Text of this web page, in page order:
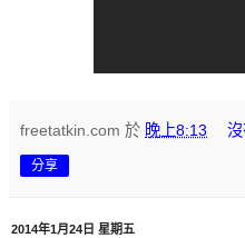
freetatkin.com 於 晚上8:13
分享
2014年1月24日 星期五